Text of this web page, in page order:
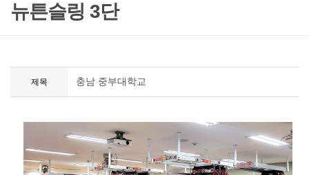
뉴튼슬링 3단
제목 충남 중부대학교